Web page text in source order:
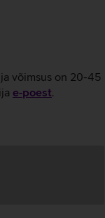
võimsus on 20-45
e‑poest.